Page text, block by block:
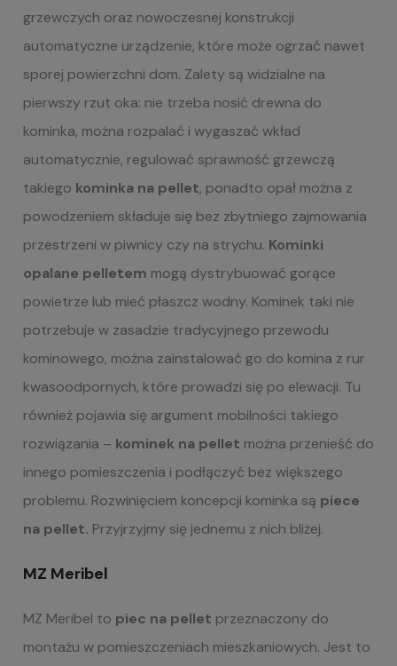
grzewczych oraz nowoczesnej konstrukcji
automatyczne urządzenie, które może ogrzać nawet
sporej powierzchni dom. Zalety są widzialne na
pierwszy rzut oka: nie trzeba nosić drewna do
kominka, można rozpalać i wygaszać wkład
automatycznie, regulować sprawność grzewczą
takiego kominka na pellet, ponadto opał można z
powodzeniem składuje się bez zbytniego zajmowania
przestrzeni w piwnicy czy na strychu. Kominki
opalane pelletem mogą dystrybuować gorące
powietrze lub mieć płaszcz wodny. Kominek taki nie
potrzebuje w zasadzie tradycyjnego przewodu
kominowego, można zainstalować go do komina z rur
kwasoodpornych, które prowadzi się po elewacji. Tu
również pojawia się argument mobilności takiego
rozwiązania – kominek na pellet można przenieść do
innego pomieszczenia i podłączyć bez większego
problemu. Rozwinięciem koncepcji kominka są piece
na pellet. Przyjrzyjmy się jednemu z nich bliżej.
MZ Meribel
MZ Meribel to piec na pellet przeznaczony do
montażu w pomieszczeniach mieszkaniowych. Jest to